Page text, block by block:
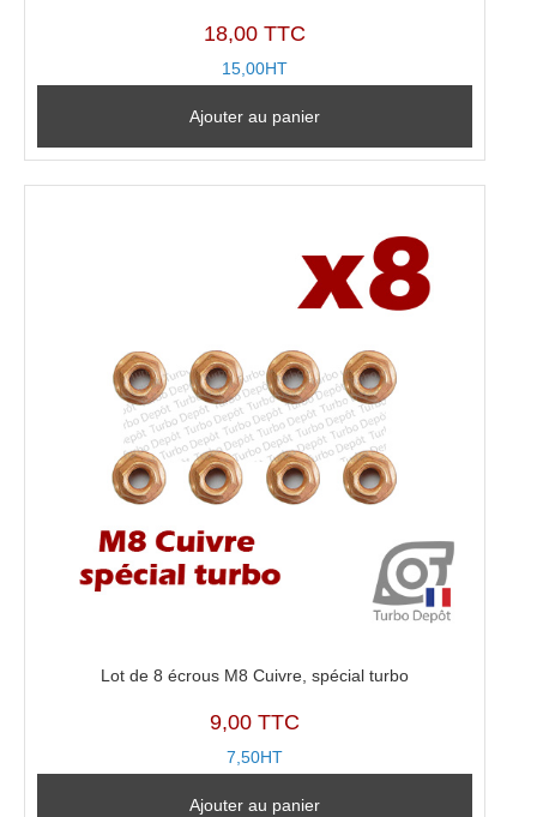
18,00 TTC
15,00HT
Ajouter au panier
Lot de 8 écrous M8 Cuivre, spécial turbo
9,00 TTC
7,50HT
Ajouter au panier